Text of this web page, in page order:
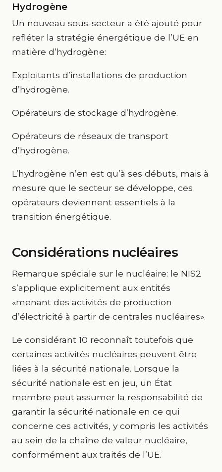
Hydrogène
Un nouveau sous-secteur a été ajouté pour
refléter la stratégie énergétique de l’UE en
matière d’hydrogène:
Exploitants d’installations de production
d’hydrogène.
Opérateurs de stockage d’hydrogène.
Opérateurs de réseaux de transport
d’hydrogène.
L’hydrogène n’en est qu’à ses débuts, mais à
mesure que le secteur se développe, ces
opérateurs deviennent essentiels à la
transition énergétique.
Considérations nucléaires
Remarque spéciale sur le nucléaire: le NIS2
s’applique explicitement aux entités
«menant des activités de production
d’électricité à partir de centrales nucléaires».
Le considérant 10 reconnaît toutefois que
certaines activités nucléaires peuvent être
liées à la sécurité nationale. Lorsque la
sécurité nationale est en jeu, un État
membre peut assumer la responsabilité de
garantir la sécurité nationale en ce qui
concerne ces activités, y compris les activités
au sein de la chaîne de valeur nucléaire,
conformément aux traités de l’UE.